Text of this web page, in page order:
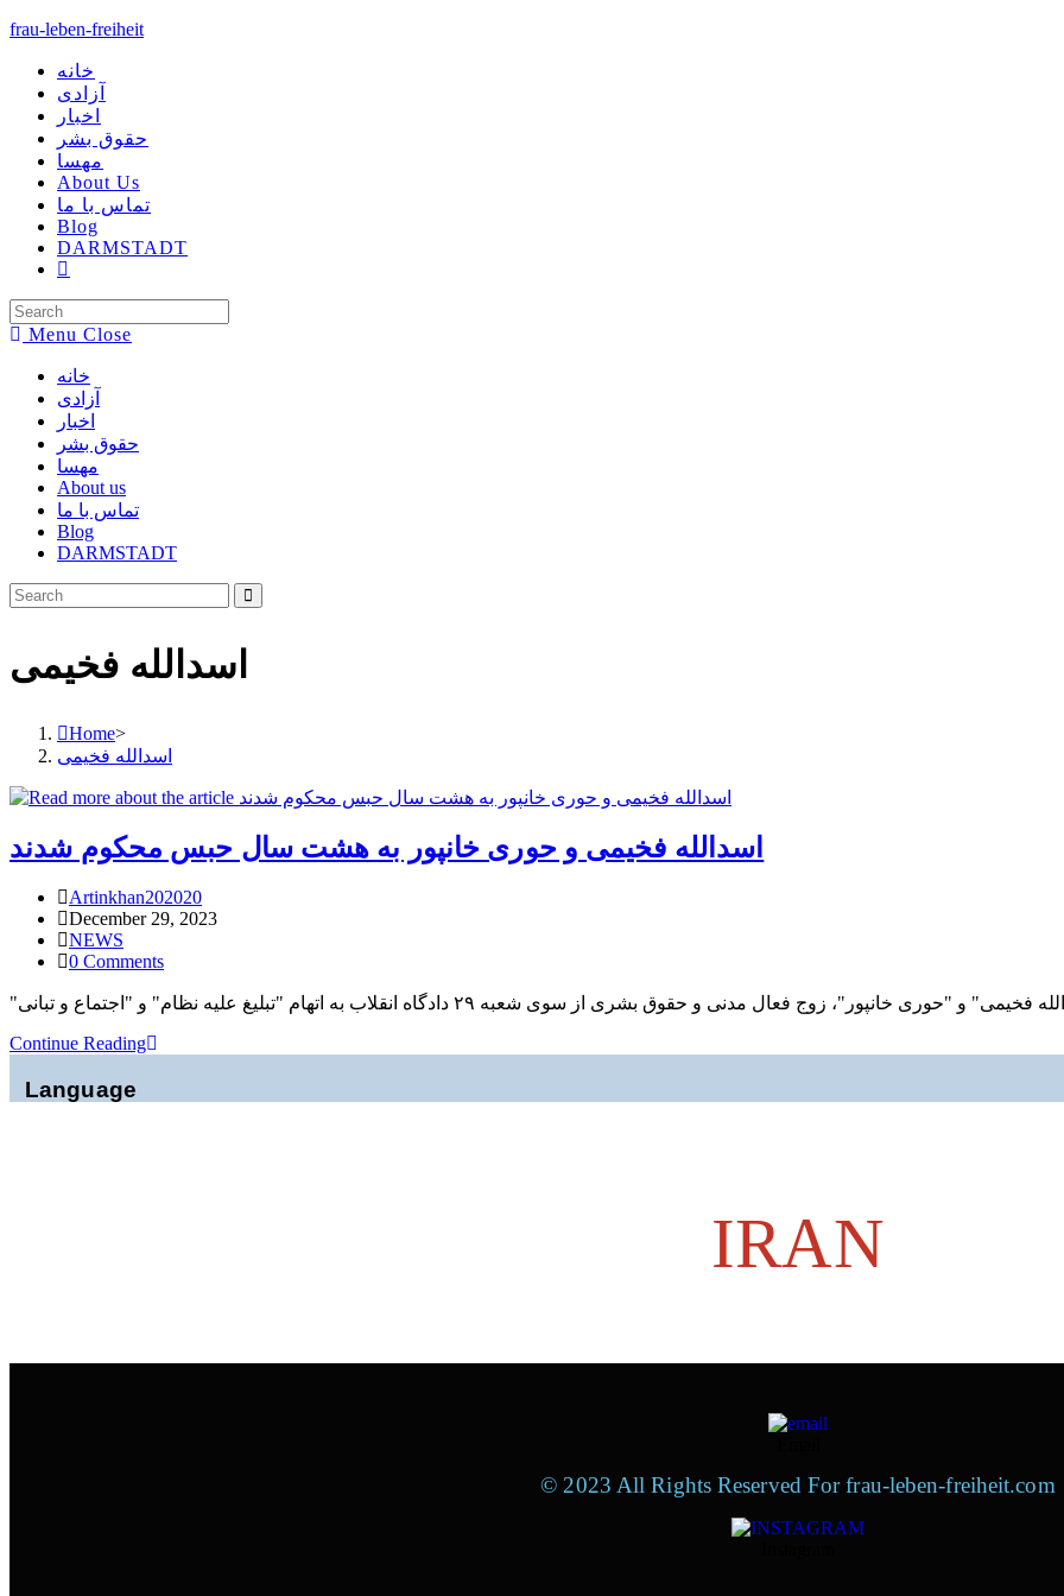
Skip
to
frau-leben-freiheit
خانه
آزادی
اخبار
حقوق بشر
مهسا
About Us
تماس با ما
Blog
DARMSTADT
Toggle
Search
Menu Close
خانه
آزادی
اخبار
حقوق بشر
مهسا
About us
تماس با ما
Blog
DARMSTADT
اسدالله فخیمی
Home>
اسدالله فخیمی
اسدالله فخیمی و حوری خانپور به هشت سال حبس محکوم شدند
Post
author:
Artinkhan202020
Post
published:
December 29, 2023
Post
category:
NEWS
Post
0 Comments
فخیمی" و "حوری خانپور"، زوج فعال مدنی و حقوق بشری از سوی شعبه ۲۹ دادگاه انقلاب به اتهام "تبلیغ علیه نظام" و "اجتماع و تبانی
Continue Readingاسدالله
Language
IRAN
© 2023 All Rights Reserved For frau-leben-freiheit.com